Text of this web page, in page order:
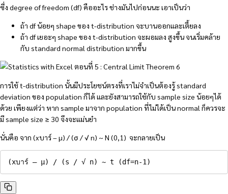
ซึ่ง degree of freedom (df) คืออะไร ช่างมันไปก่อนนะ เอาเป็นว่า
ถ้า df น้อยๆ shape ของ t-distribution จะบานออกและเตี้ยลง
ถ้า df เยอะๆ shape ของ t-distribution จะผอมลง สูงขึ้น จนเริ่มคล้าย
กับ standard normal distribution มากขึ้น
การใช้ t-distribution นั้นมีประโยชน์ตรงที่เราไม่จำเป็นต้องรู้ standard
deviation ของ population ก็ได้ และยังสามารถใช้กับ sample size น้อยๆได้
ด้วย เพียงแต่ว่า หาก sample มาจาก population ที่ไม่ได้เป็น normal ก็ควรจะ
มี sample size ≥ 30 จึงจะแม่นยำ
นั่นคือ จาก (xบาร์ – µ) / (σ / √ n) ~ N (0,1) จะกลายเป็น
(xบาร์ – µ) / (s / √ n) ~ t (df=n-1)